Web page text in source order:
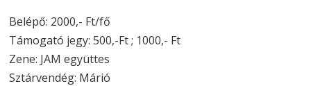
Belépő: 2000,- Ft/fő
Támogató jegy: 500,-Ft ; 1000,- Ft
Zene: JAM együttes
Sztárvendég: Márió